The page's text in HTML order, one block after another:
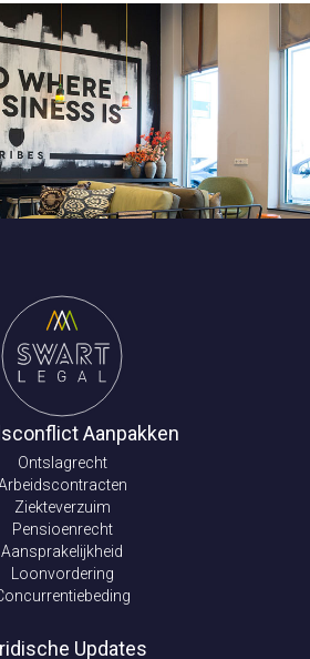
Aanpakken
Ontslagrecht
Ziekteverzuim
Pensioenrecht
Aansprakelijkheid
Loonvordering
Updates